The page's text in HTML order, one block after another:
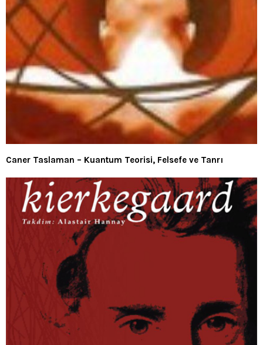
Caner Taslaman – Kuantum Teorisi, Felsefe ve Tanrı